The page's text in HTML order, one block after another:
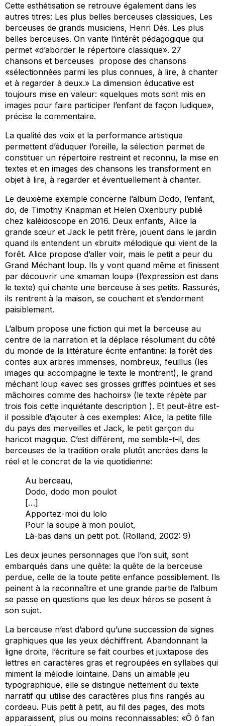
Cette esthétisation se retrouve également dans les
autres titres: Les plus belles berceuses classiques, Les
berceuses de grands musiciens, Henri Dés. Les plus
belles berceuses. On vante l’intérêt pédagogique qui
permet «d’aborder le répertoire classique». 27
chansons et berceuses propose des chansons
«sélectionnées parmi les plus connues, à lire, à chanter
et à regarder à deux.» La dimension éducative est
toujours mise en valeur: «quelques mots sont mis en
images pour faire participer l’enfant de façon ludique»,
précise le commentaire.
La qualité des voix et la performance artistique
permettent d’éduquer l’oreille, la sélection permet de
constituer un répertoire restreint et reconnu, la mise en
textes et en images des chansons les transforment en
objet à lire, à regarder et éventuellement à chanter.
Le deuxième exemple concerne l’album Dodo, l’enfant,
do, de Timothy Knapman et Helen Oxenbury publié
chez kaléidoscope en 2016. Deux enfants, Alice la
grande sœur et Jack le petit frère, jouent dans le jardin
quand ils entendent un «bruit» mélodique qui vient de la
forêt. Alice propose d’aller voir, mais le petit a peur du
Grand Méchant loup. Ils y vont quand même et finissent
par découvrir une «maman loup» (l’expression est dans
le texte) qui chante une berceuse à ses petits. Rassurés,
ils rentrent à la maison, se couchent et s’endorment
paisiblement.
L’album propose une fiction qui met la berceuse au
centre de la narration et la déplace résolument du côté
du monde de la littérature écrite enfantine: la forêt des
contes aux arbres immenses, nombreux, feuillus (les
images qui accompagne le texte le montrent), le grand
méchant loup «avec ses grosses griffes pointues et ses
mâchoires comme des hachoirs» (le texte répète par
trois fois cette inquiétante description ). Et peut-être est-
il possible d’ajouter à ces exemples: Alice, la petite fille
du pays des merveilles et Jack, le petit garçon du
haricot magique. C’est différent, me semble-t-il, des
berceuses de la tradition orale plutôt ancrées dans le
réel et le concret de la vie quotidienne:
Au berceau,
Dodo, dodo mon poulot
[…]
Apportez-moi du lolo
Pour la soupe à mon poulot,
Là-bas dans un petit pot. (Rolland, 2002: 9)
Les deux jeunes personnages que l’on suit, sont
embarqués dans une quête: la quête de la berceuse
perdue, celle de la toute petite enfance possiblement. Ils
peinent à la reconnaître et une grande partie de l’album
se passe en questions que les deux héros se posent à
son sujet.
La berceuse n’est d’abord qu’une succession de signes
graphiques que les yeux déchiffrent. Abandonnant la
ligne droite, l’écriture se fait courbes et juxtapose des
lettres en caractères gras et regroupées en syllabes qui
miment la mélodie lointaine. Dans un aimable jeu
typographique, elle se distingue nettement du texte
narratif qui utilise des caractères plus fins rangés au
cordeau. Puis petit à petit, au fil des pages, des mots
apparaissent, plus ou moins reconnaissables: «Ô ô fan